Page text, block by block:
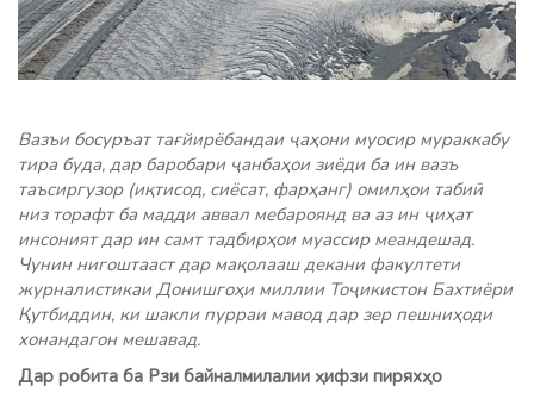
Вазъи босуръат тағйирёбандаи ҷаҳони муосир мураккабу
тира буда, дар баробари ҷанбаҳои зиёди ба ин вазъ
таъсиргузор (иқтисод, сиёсат, фарҳанг) омилҳои табиӣ
низ торафт ба мадди аввал мебароянд ва аз ин ҷиҳат
инсоният дар ин самт тадбирҳои муассир меандешад.
Чунин нигоштааст дар мақолааш декани факултети
журналистикаи Донишгоҳи миллии Тоҷикистон Бахтиёри
Қутбиддин, ки шакли пурраи мавод дар зер пешниҳоди
хонандагон мешавад.
Дар робита ба Рзи байналмилалии ҳифзи пиряхҳо